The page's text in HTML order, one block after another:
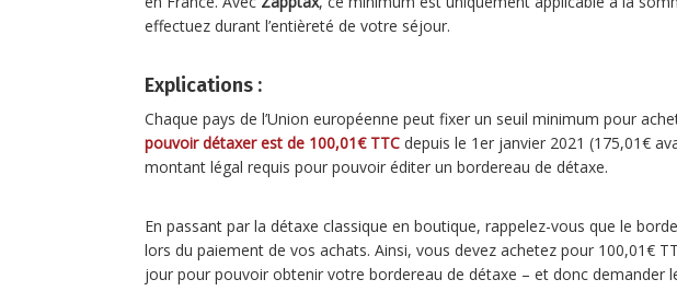
effectuez durant l’entièreté de votre séjour.
Explications :
Chaque pays de l’Union européenne peut fixer un seuil minimum pour
pouvoir détaxer est de 100,01€ TTC depuis le 1er janvier 2021 (175,01€
montant légal requis pour pouvoir éditer un bordereau de détaxe.
En passant par la détaxe classique en boutique, rappelez-vous que le
lors du paiement de vos achats. Ainsi, vous devez achetez pour 100,01€
jour pour pouvoir obtenir votre bordereau de détaxe – et donc demander